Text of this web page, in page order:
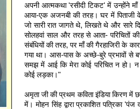
अपनी आत्मकथा 'रसीदी टिकट' में उन्होंने
आया-एक अजनबी की तरह। घर में पिताजी
जो सारी रात जागते थे, लिखते थे और सारे
सोलहवां साल और तरह से आता- परिचितों
संबंधियों की तरह, पर माँ की गैरहाजिरी के
गया था। आस-पास के अच्छे-बुरे प्रभावों से
समझ में आई कि मेरा कोई परिचित न हो।
कोई लड़का।"
अमृता जी की प्रथम कविता इंडिया किरण में
में। मोहन सिंह द्वारा प्रकाशित पत्रिका